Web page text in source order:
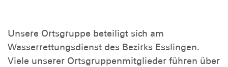
Unsere Ortsgruppe beteiligt sich am
Wasserrettungsdienst des Bezirks Esslingen.
Viele unserer Ortsgruppenmitglieder führen über